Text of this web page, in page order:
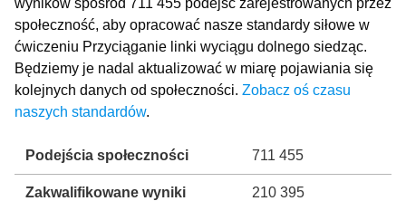
wyników spośród 711 455 podejść zarejestrowanych przez
społeczność, aby opracować nasze standardy siłowe w
ćwiczeniu Przyciąganie linki wyciągu dolnego siedząc.
Będziemy je nadal aktualizować w miarę pojawiania się
kolejnych danych od społeczności. Zobacz oś czasu
naszych standardów.
Podejścia społeczności 711 455
Zakwalifikowane wyniki 210 395